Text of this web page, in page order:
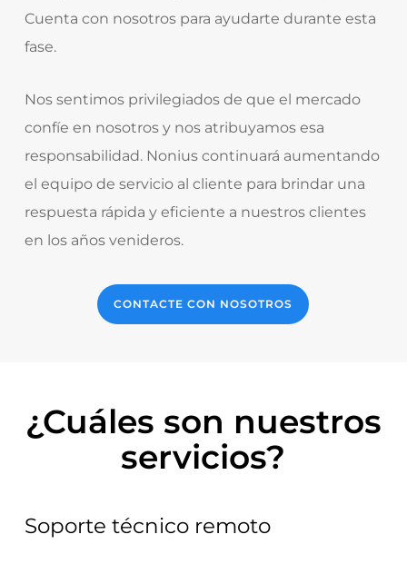
Cuenta con nosotros para ayudarte durante esta
fase.
Nos sentimos privilegiados de que el mercado
confíe en nosotros y nos atribuyamos esa
responsabilidad. Nonius continuará aumentando
el equipo de servicio al cliente para brindar una
respuesta rápida y eficiente a nuestros clientes
en los años venideros.
CONTACTE CON NOSOTROS
¿Cuáles son nuestros
servicios?
Soporte técnico remoto